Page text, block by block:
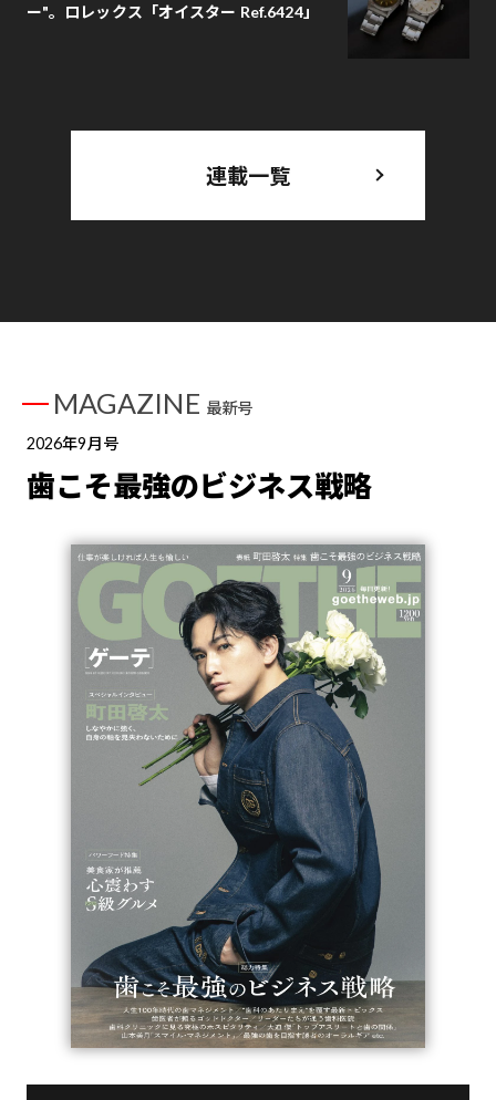
ー"。ロレックス「オイスター Ref.6424」
連載一覧
MAGAZINE 最新号
2026年9月号
歯こそ最強のビジネス戦略